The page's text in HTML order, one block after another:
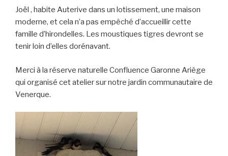
Joël , habite Auterive dans un lotissement, une maison
moderne, et cela n’a pas empêché d’accueillir cette
famille d’hirondelles. Les moustiques tigres devront se
tenir loin d’elles dorénavant.
Merci à la réserve naturelle Confluence Garonne Ariège
qui organisé cet atelier sur notre jardin communautaire de
Venerque.